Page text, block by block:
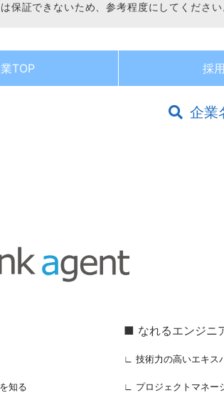
保証できないため、参考程度にしてください
TOP 採
企業
知る
■ なれるエンジニ
∟ 技術力の高いエキス
∟ プロジェクトマネー